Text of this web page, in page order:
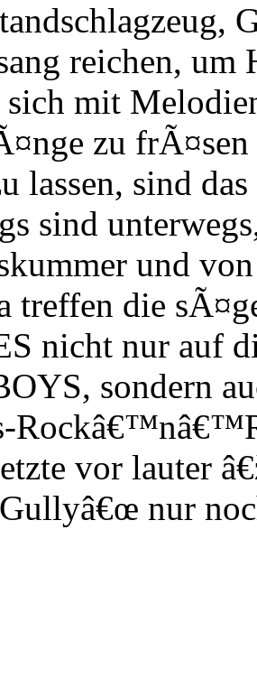
reichen,
sich mit
zu
lassen, sind
sind
und
treffen die
nicht nur auf
sondern
vor lauter
nur